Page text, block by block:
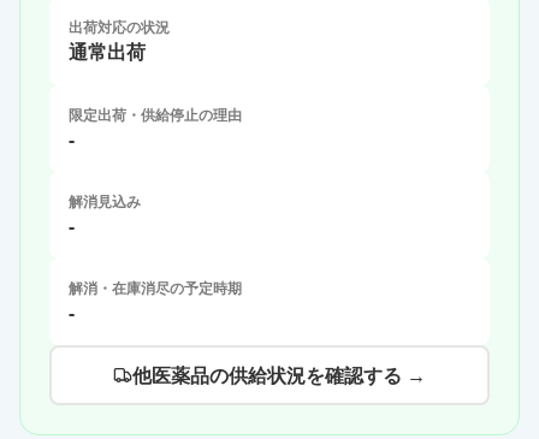
出荷対応の状況
通常出荷
限定出荷・供給停止の理由
-
解消見込み
-
解消・在庫消尽の予定時期
-
他医薬品の供給状況を確認する →